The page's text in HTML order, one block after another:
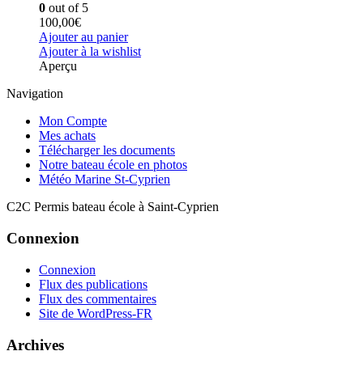
0 out of 5
100,00€
Ajouter au panier
Ajouter à la wishlist
Aperçu
Navigation
Mon Compte
Mes achats
Télécharger les documents
Notre bateau école en photos
Météo Marine St-Cyprien
C2C Permis bateau école à Saint-Cyprien
Connexion
Connexion
Flux des publications
Flux des commentaires
Site de WordPress-FR
Archives